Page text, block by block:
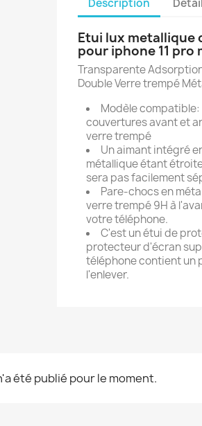
Etui lux metallique
pour iphone 11 pro
Transparente
Double Verre trempé
Modèle compatible:
couvertures avant et
verre trempé
Un aimant intégré
métallique étant
sera pas facilement
Pare-chocs en
verre trempé 9H à
votre téléphone.
C'est un étui de
protecteur d'écran
téléphone contient un
l'enlever.
été publié pour le moment.